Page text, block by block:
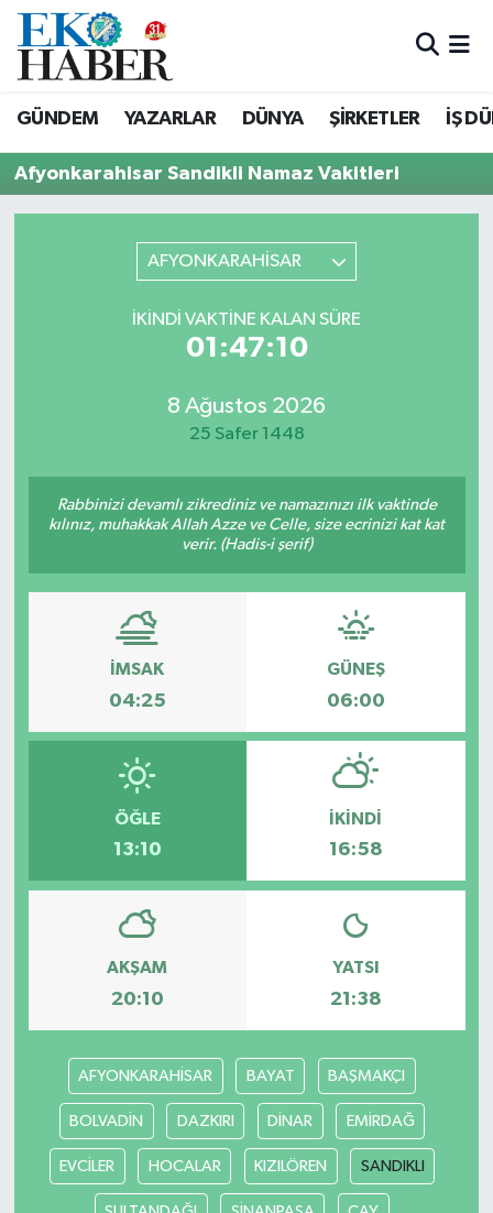
GÜNDEM YAZARLAR DÜNYA ŞİRKETLER İŞ
Afyonkarahisar Sandikli Namaz Vakitleri
AFYONKARAHİSAR
İKINDI VAKTINE KALAN SÜRE
01:47:10
8 Ağustos 2026
25 Safer 1448
Rabbinizi devamlı zikrediniz ve namazınızı ilk vaktinde
kılınız, muhakkak Allah Azze ve Celle, size ecrinizi kat kat
verir. (Hadis-i şerif)
İMSAK
04:25
GÜNEŞ
06:00
ÖĞLE
13:10
İKINDI
16:58
AKŞAM
20:10
YATSI
21:38
AFYONKARAHİSAR BAYAT BAŞMAKÇI
BOLVADİN DAZKIRI DİNAR EMİRDAĞ
EVCİLER HOCALAR KIZILÖREN SANDIKLI
Hava Durumu
Süper Lig Puan Durumu ve Fikstür
Tüm Manşetler
Son Dakika Haberleri